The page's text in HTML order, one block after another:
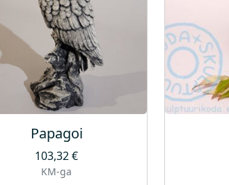
Papagoi
103,32€
KM-ga